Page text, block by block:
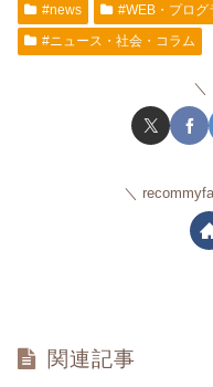
#news #WEB・プログ
#ニュース・社会・コラム
関連記事